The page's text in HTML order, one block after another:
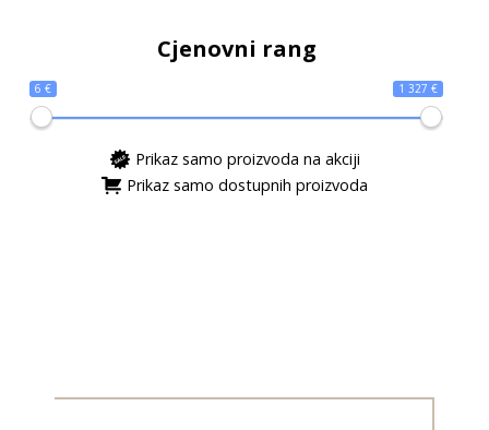
Cjenovni rang
6 € 1 327 €
Prikaz samo proizvoda na akciji
Prikaz samo dostupnih proizvoda